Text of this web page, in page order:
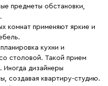
предметы обстановки,
комнат применяют яркие и
кухни и
столовой. Такой прием
Иногда дизайнеры
создавая квартиру-студию.